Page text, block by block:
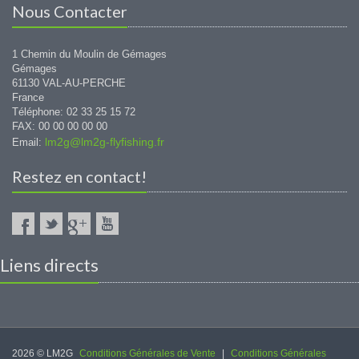
Nous Contacter
1 Chemin du Moulin de Gémages
Gémages
61130 VAL-AU-PERCHE
France
Téléphone: 02 33 25 15 72
FAX: 00 00 00 00 00
Email: lm2g@lm2g-flyfishing.fr
Restez en contact!
Liens directs
2026 © LM2G Conditions Générales de Vente Conditions Générales